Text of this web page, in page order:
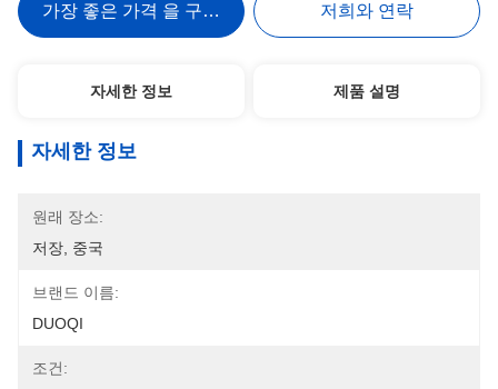
가장 좋은 가격 을 구하라 저희와 연락
자세한 정보 제품 설명
자세한 정보
원래 장소:
저장, 중국
브랜드 이름:
DUOQI
조건: